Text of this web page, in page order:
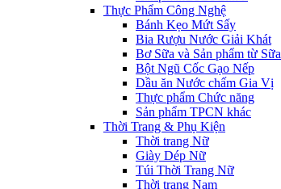
Thực Phẩm Công Nghệ
Bánh Kẹo Mứt Sấy
Bia Rượu Nước Giải Khát
Bơ Sữa và Sản phẩm từ Sữa
Bột Ngũ Cốc Gạo Nếp
Dầu ăn Nước chấm Gia Vị
Thực phẩm Chức năng
Sản phẩm TPCN khác
Thời Trang & Phụ Kiện
Thời trang Nữ
Giày Dép Nữ
Túi Thời Trang Nữ
Thời trang Nam